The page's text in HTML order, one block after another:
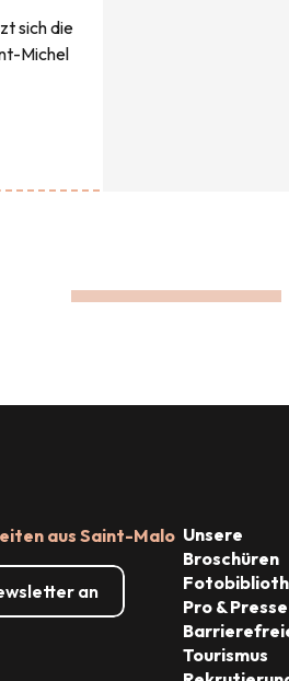
sich die
Michel
Die Strände
aus Saint-Malo
an
Unsere
Broschüren
Pro & Presse
Tourismus